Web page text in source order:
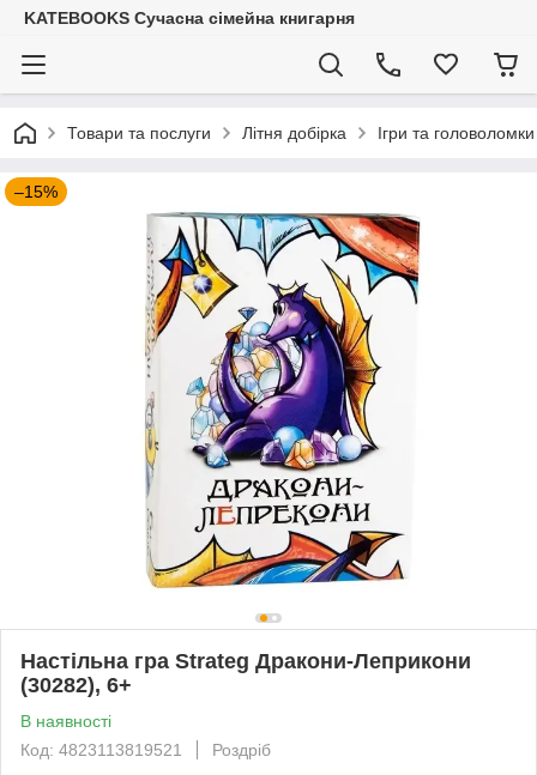
KATEBOOKS Сучасна сімейна книгарня
Товари та послуги Літня добірка Ігри та
–15%
Настільна гра Strateg Дракони-Леприкони
(30282), 6+
В наявності
Код: 4823113819521
Роздріб